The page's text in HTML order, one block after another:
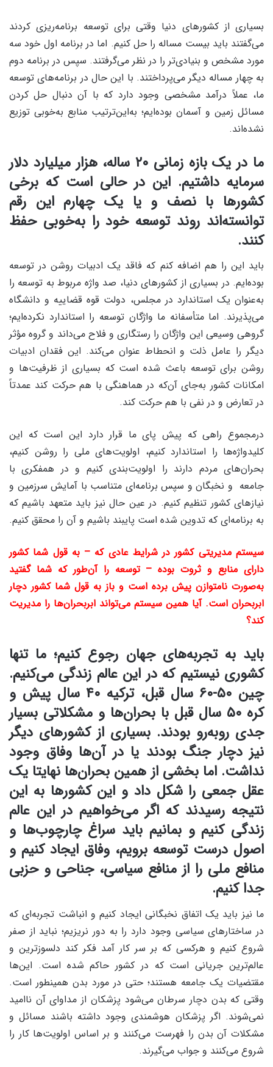
بسیاری از کشور‌های دنیا وقتی برای توسعه برنامه‌ریزی کردند
می‌گفتند باید بیست مساله را حل کنیم. اما در برنامه اول خود سه
مورد مشخص و بنیادی‌تر را در نظر می‌گرفتند. سپس در برنامه دوم
به چهار مساله دیگر می‌پرداختند. با این حال در برنامه‌های توسعه
ما، عملاً درآمد مشخصی وجود دارد که با آن دنبال حل کردن
مسائل زمین و آسمان بوده‌ایم؛ به‌این‌ترتیب منابع به‌خوبی توزیع
نشده‌اند.
ما در یک بازه زمانی ۲۰ ساله، هزار میلیارد دلار
سرمایه داشتیم. این در حالی است که برخی
کشورها با نصف و یا یک چهارم این رقم
توانسته‌اند روند توسعه خود را به‌خوبی حفظ
کنند.
باید این را هم اضافه کنم که فاقد یک ادبیات روشن در توسعه
بوده‌ایم. در بسیاری از کشورهای دنیا، صد واژه مربوط به توسعه را
به‌عنوان یک استاندارد در مجلس، دولت قوه قضاییه و دانشگاه
می‌پذیرند. اما متأسفانه ما واژگان توسعه را استاندارد نکرده‌ایم؛
گروهی وسیعی این واژگان را رستگاری و فلاح می‌داند و گروه مؤثر
دیگر را عامل ذلت و انحطاط عنوان می‌کند. این فقدان ادبیات
روشن برای توسعه باعث شده است که بسیاری از ظرفیت‌ها و
امکانات کشور به‌جای آن‌که در هماهنگی با هم حرکت کند عمدتاً
در تعارض و در نفی با هم حرکت کند.
درمجموع راهی که پیش پای ما قرار دارد این است که این
کلیدواژه‌ها را استاندارد کنیم، اولویت‌های ملی را روشن کنیم،
بحران‌های مردم دارند را اولویت‌بندی کنیم و در همفکری با
جامعه و نخبگان و سپس برنامه‌ای متناسب با آمایش سرزمین و
نیازهای کشور تنظیم کنیم. در عین حال نیز باید متعهد باشیم که
به برنامه‌ای که تدوین شده است پایبند باشیم و آن را محقق کنیم.
سیستم مدیریتی کشور در شرایط عادی که – به قول شما کشور
دارای منابع و ثروت بوده – توسعه را آن‌طور که شما گفتید
به‌صورت نامتوازن پیش برده است و باز به قول شما کشور دچار
ابربحران است. آیا همین سیستم می‌تواند ابربحران‌ها را مدیریت
کند؟
باید به تجربه‌های جهان رجوع کنیم؛ ما تنها
کشوری نیستیم که در این عالم زندگی می‌کنیم.
چین ۵۰-۶۰ سال قبل، ترکیه ۴۰ سال پیش و
کره ۵۰ سال قبل با بحران‌ها و مشکلاتی بسیار
جدی روبه‌رو بودند. بسیاری از کشورهای دیگر
نیز دچار جنگ بودند یا در آن‌ها وفاق وجود
نداشت. اما بخشی از همین بحران‌ها نهایتا یک
عقل جمعی را شکل داد و این کشورها به این
نتیجه رسیدند که اگر می‌خواهیم در این عالم
زندگی کنیم و بمانیم باید سراغ چارچوب‌ها و
اصول درست توسعه برویم، وفاق ایجاد کنیم و
منافع ملی را از منافع سیاسی، جناحی و حزبی
جدا کنیم.
ما نیز باید یک اتفاق نخبگانی ایجاد کنیم و انباشت تجربه‌ای که
در ساختارهای سیاسی وجود دارد را به دور نریزیم؛ نباید از صفر
شروع کنیم و هرکسی که بر سر کار آمد فکر کند دلسوزترین و
عالم‌ترین جریانی است که در کشور حاکم شده است. این‌ها
مقتضیات یک جامعه هستند؛ حتی در مورد بدن همینطور است.
وقتی ‌که بدن دچار سرطان می‌شود پزشکان از مداوای آن ناامید
نمی‌شوند. اگر پزشکان هوشمندی وجود داشته باشند مسائل و
مشکلات آن بدن را فهرست می‌کنند و بر اساس اولویت‌ها کار را
شروع می‌کنند و جواب می‌گیرند.